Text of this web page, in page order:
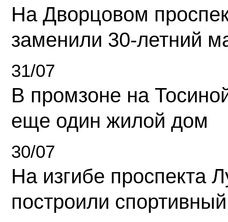
На Дворцовом
заменили 30-летний
31/07
В промзоне на
еще один жилой дом
30/07
На изгибе проспекта
построили